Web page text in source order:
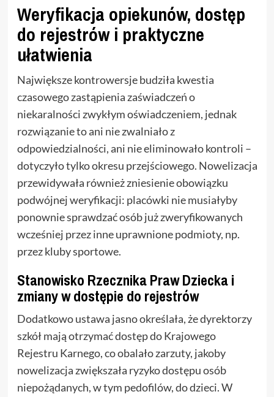
Weryfikacja opiekunów, dostęp
do rejestrów i praktyczne
ułatwienia
Największe kontrowersje budziła kwestia
czasowego zastąpienia zaświadczeń o
niekaralności zwykłym oświadczeniem, jednak
rozwiązanie to ani nie zwalniało z
odpowiedzialności, ani nie eliminowało kontroli –
dotyczyło tylko okresu przejściowego. Nowelizacja
przewidywała również zniesienie obowiązku
podwójnej weryfikacji: placówki nie musiałyby
ponownie sprawdzać osób już zweryfikowanych
wcześniej przez inne uprawnione podmioty, np.
przez kluby sportowe.
Stanowisko Rzecznika Praw Dziecka i
zmiany w dostępie do rejestrów
Dodatkowo ustawa jasno określała, że dyrektorzy
szkół mają otrzymać dostęp do Krajowego
Rejestru Karnego, co obalało zarzuty, jakoby
nowelizacja zwiększała ryzyko dostępu osób
niepożądanych, w tym pedofilów, do dzieci. W